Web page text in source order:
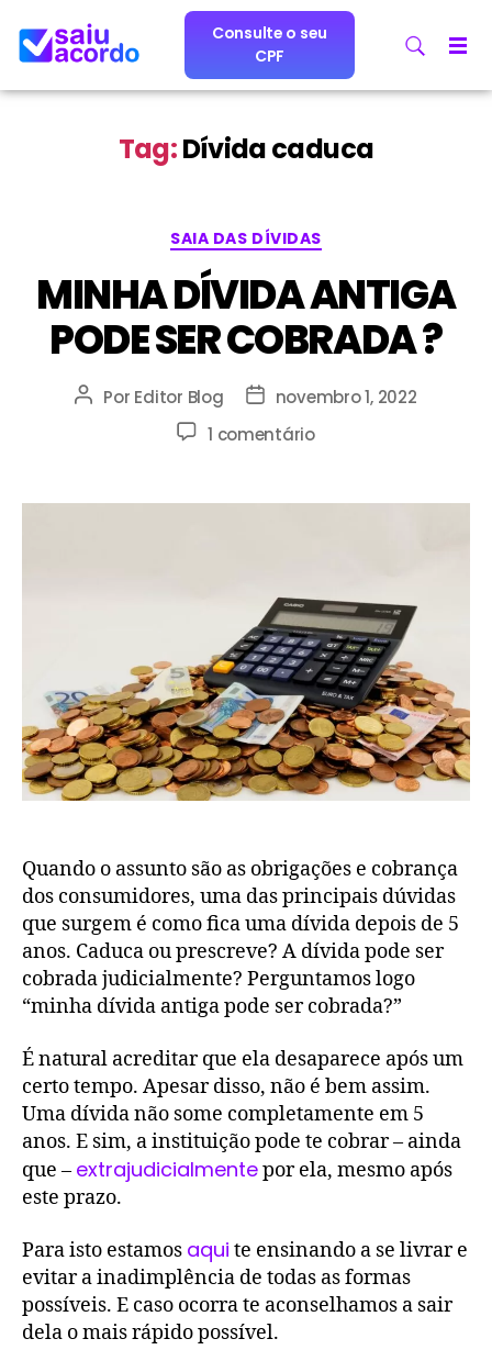
Consulte o seu
CPF
Tag:Dívida caduca
SAIA DAS DÍVIDAS
MINHA DÍVIDA ANTIGA
PODE SER COBRADA ?
Por Editor Blog
novembro 1, 2022
1 comentário
Quando o assunto são as obrigações e cobrança
dos consumidores, uma das principais dúvidas
que surgem é como fica uma dívida depois de 5
anos. Caduca ou prescreve? A dívida pode ser
cobrada judicialmente? Perguntamos logo
“minha dívida antiga pode ser cobrada?”
É natural acreditar que ela desaparece após um
certo tempo. Apesar disso, não é bem assim.
Uma dívida não some completamente em 5
anos. E sim, a instituição pode te cobrar – ainda
que – extrajudicialmentepor ela, mesmo após
este prazo.
Para isto estamos aqui te ensinando a se livrar e
evitar a inadimplência de todas as formas
possíveis. E caso ocorra te aconselhamos a sair
dela o mais rápido possível.